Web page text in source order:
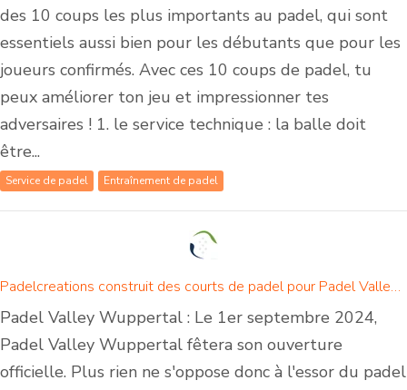
des 10 coups les plus importants au padel, qui sont
essentiels aussi bien pour les débutants que pour les
joueurs confirmés. Avec ces 10 coups de padel, tu
peux améliorer ton jeu et impressionner tes
adversaires ! 1. le service technique : la balle doit
être...
Service de padel Entraînement de padel
Padelcreations construit des courts de padel pour Padel Valley Wuppertal - Ouverture le 1er septembre 2024
Padel Valley Wuppertal : Le 1er septembre 2024,
Padel Valley Wuppertal fêtera son ouverture
officielle. Plus rien ne s'oppose donc à l'essor du padel